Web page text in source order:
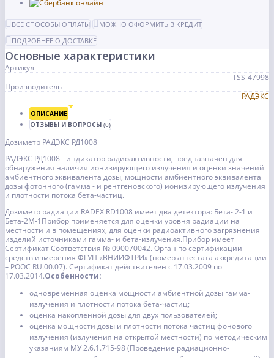
ВСЕ СПОСОБЫ ОПЛАТЫ
МОЖНО ОФОРМИТЬ В КРЕДИТ
ПОДРОБНЕЕ О ДОСТАВКЕ
Основные характеристики
Артикул
TSS-47998
Производитель
РАДЭКС
ОПИСАНИЕ
ОТЗЫВЫ И ВОПРОСЫ (0)
Дозиметр РАДЭКС РД1008
РАДЭКС РД1008 - индикатор радиоактивности, предназначен для
обнаружения наличия ионизирующего излучения и оценки значений
амбиентного эквивалента дозы, мощности амбиентного эквивалента
дозы фотонного (гамма - и рентгеновского) ионизирующего излучения
и плотности потока бета-частиц.
Дозиметр радиации RADEX RD1008 имеет два детектора: Бета- 2-1 и
Бета-2М-1Прибор применяется для оценки уровня радиации на
местности и в помещениях, для оценки радиоактивного загрязнения
изделий источниками гамма- и бета-излучения.Прибор имеет
Сертификат Соответствия № 090070042. Орган по сертификации
средств измерения ФГУП «ВНИИФТРИ» (номер аттестата аккредитации
– POOC RU.00.07). Сертификат действителен c 17.03.2009 по
17.03.2014.Особенности:
одновременная оценка мощности амбиентной дозы гамма-
излучения и плотности потока бета-частиц;
оценка накопленной дозы для двух пользователей;
оценка мощности дозы и плотности потока частиц фонового
излучения (излучения на открытой местности) по методическим
указаниям МУ 2.6.1.715-98 (Проведение радиационно-